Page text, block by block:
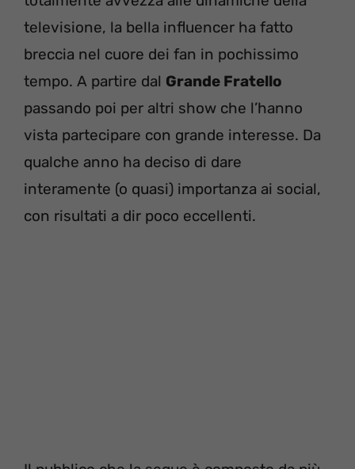
televisione, la bella influencer ha fatto
breccia nel cuore dei fan in pochissimo
tempo. A partire dal Grande Fratello
passando poi per altri show che l’hanno
vista partecipare con grande interesse. Da
qualche anno ha deciso di dare
interamente (o quasi) importanza ai social,
con risultati a dir poco eccellenti.